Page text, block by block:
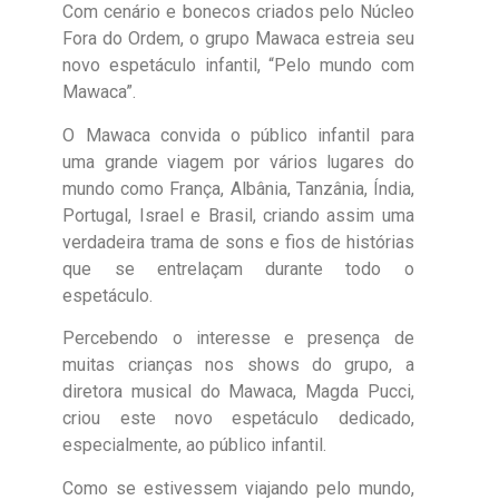
Com cenário e bonecos criados pelo Núcleo
Fora do Ordem, o grupo Mawaca estreia seu
novo espetáculo infantil, “Pelo mundo com
Mawaca”.
O Mawaca convida o público infantil para
uma grande viagem por vários lugares do
mundo como França, Albânia, Tanzânia, Índia,
Portugal, Israel e Brasil, criando assim uma
verdadeira trama de sons e fios de histórias
que se entrelaçam durante todo o
espetáculo.
Percebendo o interesse e presença de
muitas crianças nos shows do grupo, a
diretora musical do Mawaca, Magda Pucci,
criou este novo espetáculo dedicado,
especialmente, ao público infantil.
Como se estivessem viajando pelo mundo,